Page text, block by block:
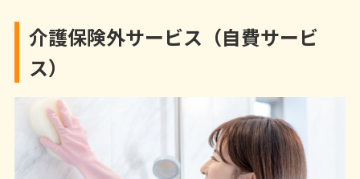
介護保険外サービス（自費サービ
ス）